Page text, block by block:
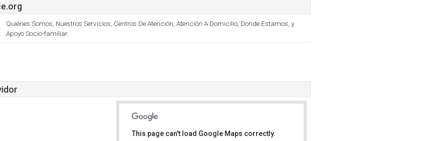
Quiénes Somos, Nuestros Servicios, Centros De Atención, Atención A Domicilio, Donde Estamos, y
Apoyo Socio-familiar.
This page can't load Google Maps correctly.